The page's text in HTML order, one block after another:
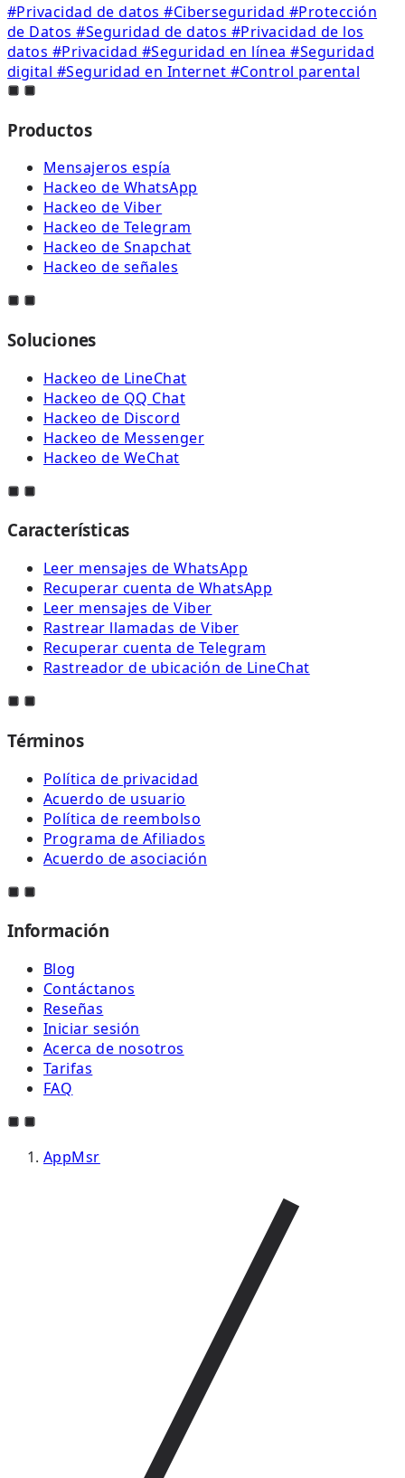
#Privacidad de datos#Ciberseguridad #Protección
de Datos#Seguridad de datos #Privacidad de los
datos #Privacidad #Seguridad en línea#Seguridad
digital #Seguridad en Internet #Control parental
Productos
Mensajeros espía
Hackeo de WhatsApp
Hackeo de Viber
Hackeo de Telegram
Hackeo de Snapchat
Hackeo de señales
Soluciones
Hackeo de LineChat
Hackeo de QQ Chat
Hackeo de Discord
Hackeo de Messenger
Hackeo de WeChat
Características
Leer mensajes de WhatsApp
Recuperar cuenta de WhatsApp
Leer mensajes de Viber
Rastrear llamadas de Viber
Recuperar cuenta de Telegram
Rastreador de ubicación de LineChat
Términos
Política de privacidad
Acuerdo de usuario
Política de reembolso
Programa de Afiliados
Acuerdo de asociación
Información
Blog
Contáctanos
Reseñas
Iniciar sesión
Acerca de nosotros
Tarifas
FAQ
AppMsr